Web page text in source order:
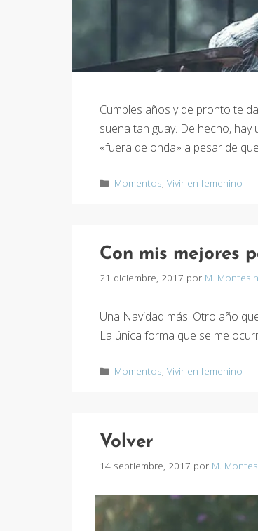
Cumples años y de pronto te
suena tan guay. De hecho,
«fuera de onda» a pesar de
Categorías
Momentos,Vivir en femenino
Con mis mejores
21 diciembre, 2017 por M.
Una Navidad más. Otro año
La única forma que se me
Categorías
Momentos,Vivir en femenino
Volver
14 septiembre, 2017 por M.